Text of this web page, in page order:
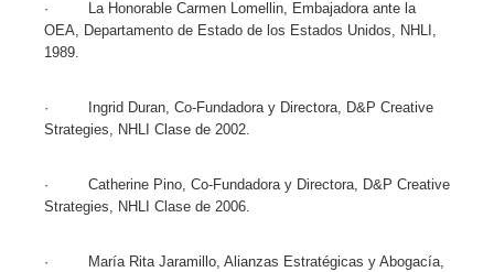
· La Honorable Carmen Lomellin, Embajadora ante la
OEA, Departamento de Estado de los Estados Unidos, NHLI,
1989.
· Ingrid Duran, Co-Fundadora y Directora, D&P Creative
Strategies, NHLI Clase de 2002.
· Catherine Pino, Co-Fundadora y Directora, D&P Creative
Strategies, NHLI Clase de 2006.
· María Rita Jaramillo, Alianzas Estratégicas y Abogacía,